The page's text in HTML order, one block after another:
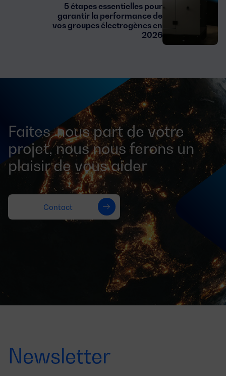
5 étapes essentielles pour
garantir la performance de
vos groupes électrogènes en
2026
Faites-nous part de votre
projet, nous nous ferons un
plaisir de vous aider
Contact
Newsletter